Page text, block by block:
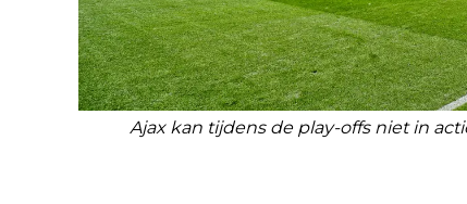
Ajax kan tijdens de play-offs niet in